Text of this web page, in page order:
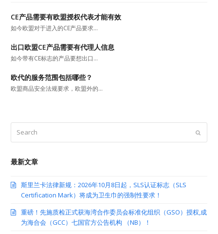
CE产品需要有欧盟授权代表才能有效
如今欧盟对于进入的CE产品要求…
出口欧盟CE产品需要有代理人信息
如今带有CE标志的产品要想出口…
欧代的服务范围包括哪些？
欧盟商品安全法规要求，欧盟外的…
最新文章
斯里兰卡法律新规：2026年10月8日起，SLS认证标志（SLS
Certification Mark）将成为卫生巾的强制性要求！
重磅！先施质检正式获海湾合作委员会标准化组织（GSO）授权,成
为海合会（GCC）七国官方公告机构 （NB）！